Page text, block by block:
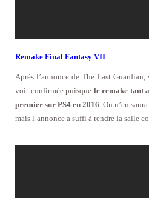
Remake Final Fantasy VII
Après l’annonce de The Last
voit confirmée puisque le remake tant
premier sur PS4 en 2016. On n’en
mais l’annonce a suffi à rendre la salle